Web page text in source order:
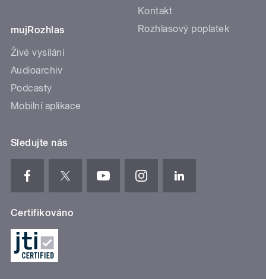
mujRozhlas
Živé vysílání
Audioarchiv
Podcasty
Mobilní aplikace
Kontakt
Rozhlasový poplatek
Sledujte nás
Certifikováno